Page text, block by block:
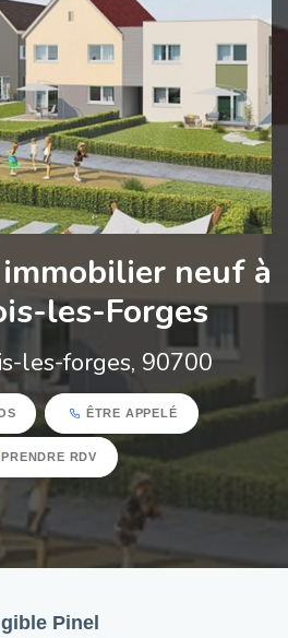
neuf à
les-Forges
les-forges, 90700
ÊTRE APPELÉ
PRENDRE RDV
Pinel